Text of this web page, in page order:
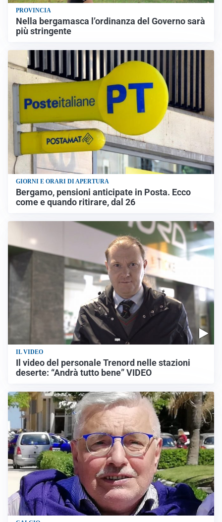
PROVINCIA
Nella bergamasca l’ordinanza del Governo sarà
più stringente
GIORNI E ORARI DI APERTURA
Bergamo, pensioni anticipate in Posta. Ecco
come e quando ritirare, dal 26
IL VIDEO
Il video del personale Trenord nelle stazioni
deserte: “Andrà tutto bene” VIDEO